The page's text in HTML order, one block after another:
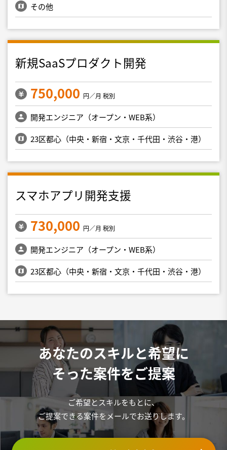
その他
新規SaaSプロダクト開発
750,000 円／月 税別
開発エンジニア（オープン・WEB系）
23区都心（中央・新宿・文京・千代田・渋谷・港）
スマホアプリ開発支援
730,000 円／月 税別
開発エンジニア（オープン・WEB系）
23区都心（中央・新宿・文京・千代田・渋谷・港）
あなたのスキルと希望に
そった案件をご提案
ご希望とスキルをもとに、
ご提案できる案件をメールでお送りします。